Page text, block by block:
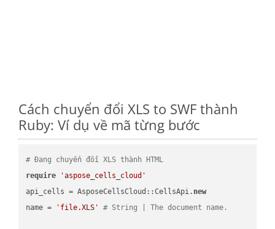
Cách chuyển đổi XLS to SWF thành
Ruby: Ví dụ về mã từng bước
# Đang chuyển đổi XLS thành HTML
require
'aspose_cells_cloud'
api_cells = AsposeCellsCloud::CellsApi. new
name =
'file.XLS' # String | The document name.